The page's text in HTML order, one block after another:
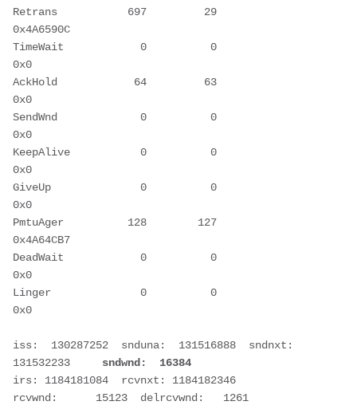
Retrans           697         29
0x4A6590C
TimeWait            0          0
0x0
AckHold            64         63
0x0
SendWnd             0          0
0x0
KeepAlive           0          0
0x0
GiveUp              0          0
0x0
PmtuAger          128        127
0x4A64CB7
DeadWait            0          0
0x0
Linger              0          0
0x0
iss:  130287252  snduna:  131516888  sndnxt:
131532233 sndwnd:  16384
irs: 1184181084  rcvnxt: 1184182346
rcvwnd:      15123  delrcvwnd:   1261